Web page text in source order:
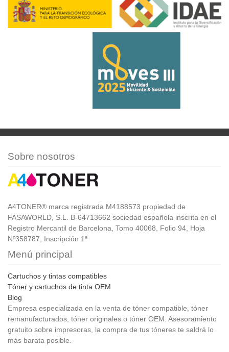
Sobre nosotros
A4TONER® marca registrada M4188573 propiedad de
FASAWORLD, S.L. B-64713662 sociedad española inscrita en el
Registro Mercantil de Barcelona, Tomo 40068, Folio 94, Hoja
Nº358787, Inscripción 1ª
Menú principal
Cartuchos y tintas compatibles
Tóner y cartuchos de tinta OEM
Blog
Empresa especializada en la venta de tóner compatible, tóner
remanufacturados, tóner originales o tóner OEM. Asesoramiento
gratuito sobre impresoras, la compra de tus tóneres te saldrá lo
más barata posible.